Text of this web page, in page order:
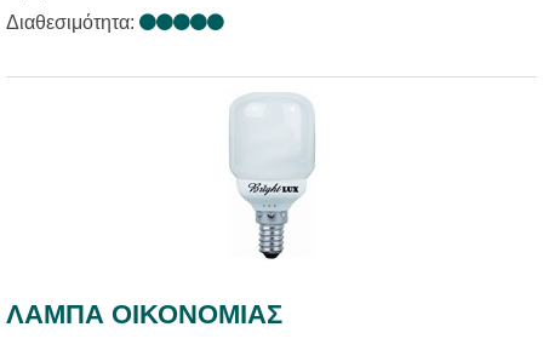
Διαθεσιμότητα:
ΛΑΜΠΑ ΟΙΚΟΝΟΜΙΑΣ